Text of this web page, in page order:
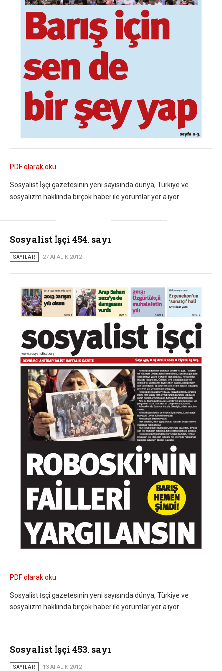
PDF olarak oku
Sosyalist İşçi gazetesinin yeni sayısında dünya, Türkiye ve
sosyalizm hakkında birçok haber ile yorumlar yer alıyor.
Sosyalist İşçi 454. sayı
SAYILAR 27 ARALIK 2012
PDF olarak oku
Sosyalist İşçi gazetesinin yeni sayısında dünya, Türkiye ve
sosyalizm hakkında birçok haber ile yorumlar yer alıyor.
Sosyalist İşçi 453. sayı
SAYILAR 13 ARALIK 2012